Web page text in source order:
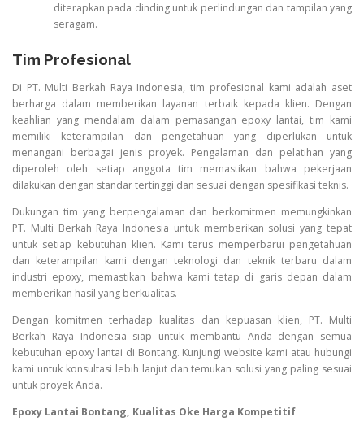
diterapkan pada dinding untuk perlindungan dan tampilan yang
seragam.
Tim Profesional
Di PT. Multi Berkah Raya Indonesia, tim profesional kami adalah aset
berharga dalam memberikan layanan terbaik kepada klien. Dengan
keahlian yang mendalam dalam pemasangan epoxy lantai, tim kami
memiliki keterampilan dan pengetahuan yang diperlukan untuk
menangani berbagai jenis proyek. Pengalaman dan pelatihan yang
diperoleh oleh setiap anggota tim memastikan bahwa pekerjaan
dilakukan dengan standar tertinggi dan sesuai dengan spesifikasi teknis.
Dukungan tim yang berpengalaman dan berkomitmen memungkinkan
PT. Multi Berkah Raya Indonesia untuk memberikan solusi yang tepat
untuk setiap kebutuhan klien. Kami terus memperbarui pengetahuan
dan keterampilan kami dengan teknologi dan teknik terbaru dalam
industri epoxy, memastikan bahwa kami tetap di garis depan dalam
memberikan hasil yang berkualitas.
Dengan komitmen terhadap kualitas dan kepuasan klien, PT. Multi
Berkah Raya Indonesia siap untuk membantu Anda dengan semua
kebutuhan epoxy lantai di Bontang. Kunjungi website kami atau hubungi
kami untuk konsultasi lebih lanjut dan temukan solusi yang paling sesuai
untuk proyek Anda.
Epoxy Lantai Bontang, Kualitas Oke Harga Kompetitif